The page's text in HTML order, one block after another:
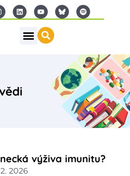
výživa imunitu?
2026